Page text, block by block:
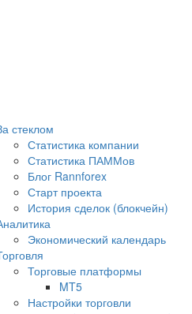
стеклом
Статистика компании
Статистика ПАММов
Блог Rannforex
Старт проекта
История сделок (блокчейн)
Экономический календарь
Торговые платформы
MT5
Настройки торговли